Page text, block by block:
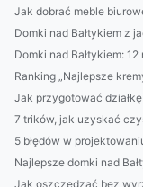
Jak dobrać meble
Domki nad Bałtykiem z
Domki nad Bałtykiem:
Ranking „Najlepsze
Jak przygotować
7 trików, jak uzyskać
5 błędów w
Najlepsze domki nad
Jak oszczędzać bez